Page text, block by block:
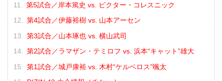
第5試合／岸本篤史 vs. ビクター・コレスニック
第4試合／伊藤裕樹 vs. 山本アーセン
第3試合／山本琢也 vs. 横山武司
第2試合／ラマザン・テミロフ vs. 浜本“キャット”雄大
第1試合／城戸康裕 vs. 木村“ケルベロス”颯太